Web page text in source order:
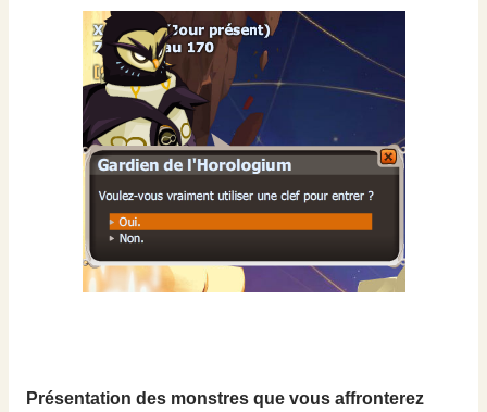
Présentation des monstres que vous affronterez